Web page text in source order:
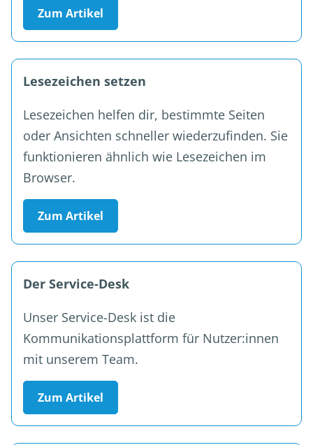
Zum Artikel
Lesezeichen setzen
Lesezeichen helfen dir, bestimmte Seiten
oder Ansichten schneller wiederzufinden. Sie
funktionieren ähnlich wie Lesezeichen im
Browser.
Zum Artikel
Der Service-Desk
Unser Service-Desk ist die
Kommunikationsplattform für Nutzer:innen
mit unserem Team.
Zum Artikel